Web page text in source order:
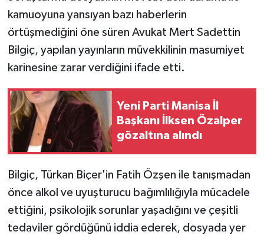
kamuoyuna yansıyan bazı haberlerin
örtüşmediğini öne süren Avukat Mert Sadettin
Bilgiç, yapılan yayınların müvekkilinin masumiyet
karinesine zarar verdiğini ifade etti.
Yeni Parti Manisa İl
Başkanı İlksen Özalper
gözaltına alındı
Bilgiç, Türkan Biçer'in Fatih Özşen ile tanışmadan
önce alkol ve uyuşturucu bağımlılığıyla mücadele
ettiğini, psikolojik sorunlar yaşadığını ve çeşitli
tedaviler gördüğünü iddia ederek, dosyada yer
Turizm
YAŞAM
YEREL
Yerel Haberler